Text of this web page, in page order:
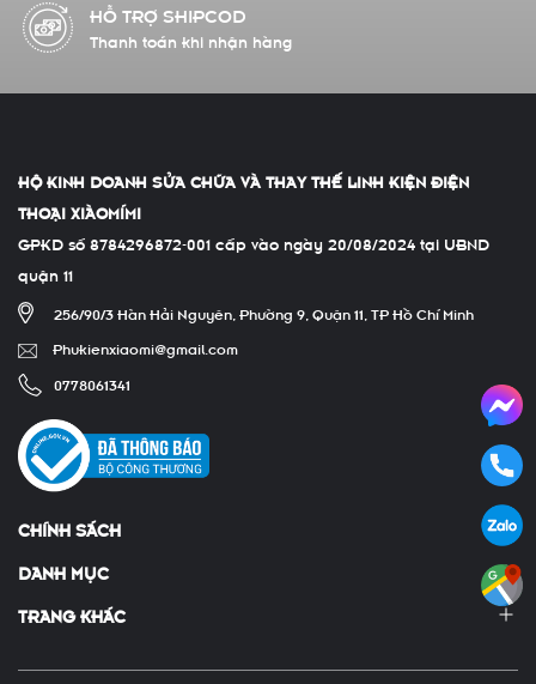
HỖ TRỢ ĐỔI TRẢ
Đổi/ trả hàng có phí
HỘ KINH DOANH SỬA CHỮA VÀ THAY THẾ LINH KIỆN ĐIỆN
THOẠI XIÀOMÍMI
GPKD số 8784296872-001 cấp vào ngày 20/08/2024 tại UBND
quận 11
256/90/3 Hàn Hải Nguyên, Phường 9, Quận 11, TP Hồ Chí Minh
Phukienxiaomi@gmail.com
0778061341
CHÍNH SÁCH
DANH MỤC
TRANG KHÁC